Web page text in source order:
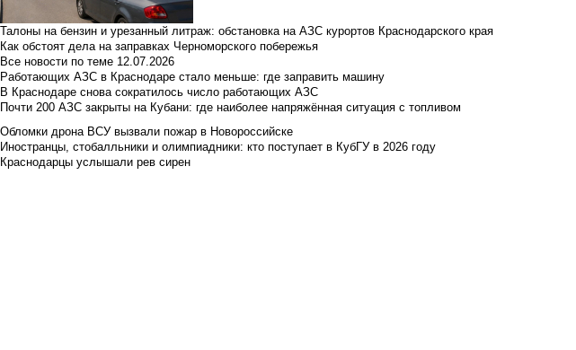
Талоны на бензин и урезанный литраж: обстановка на АЗС курортов Краснодарского края
Как обстоят дела на заправках Черноморского побережья
Все новости по теме 12.07.2026
Работающих АЗС в Краснодаре стало меньше: где заправить машину
В Краснодаре снова сократилось число работающих АЗС
Почти 200 АЗС закрыты на Кубани: где наиболее напряжённая ситуация с топливом
Обломки дрона ВСУ вызвали пожар в Новороссийске
Иностранцы, стобалльники и олимпиадники: кто поступает в КубГУ в 2026 году
Краснодарцы услышали рев сирен